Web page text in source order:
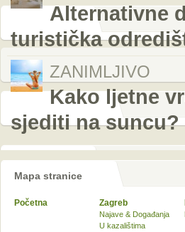
Alternativne
turistička
ZANIMLJIVO
Kako ljetne
sjediti na suncu?
Mapa stranice
Početna Zagreb
Najave & Događanja
U kazalištima